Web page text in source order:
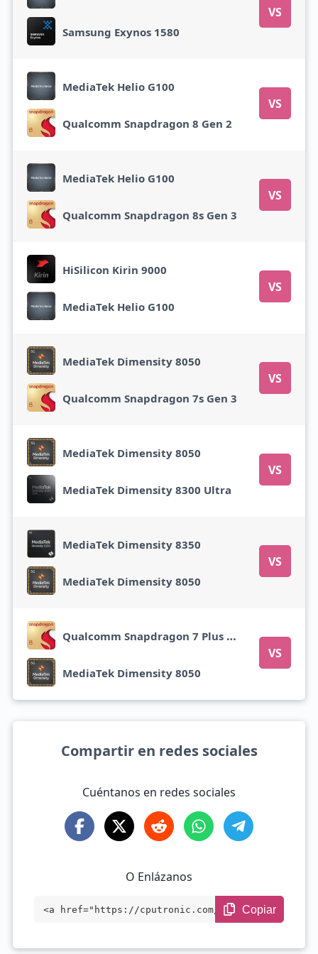
VS
Samsung Exynos 1580
MediaTek Helio G100
VS
Qualcomm Snapdragon 8 Gen 2
MediaTek Helio G100
VS
Qualcomm Snapdragon 8s Gen 3
HiSilicon Kirin 9000
VS
MediaTek Helio G100
MediaTek Dimensity 8050
VS
Qualcomm Snapdragon 7s Gen 3
MediaTek Dimensity 8050
VS
MediaTek Dimensity 8300 Ultra
MediaTek Dimensity 8350
VS
MediaTek Dimensity 8050
Qualcomm Snapdragon 7 Plus Gen 2
VS
MediaTek Dimensity 8050
Compartir en redes sociales
Cuéntanos en redes sociales
O Enlázanos
<a href="https://cputronic.com/es/soc/co
Copiar